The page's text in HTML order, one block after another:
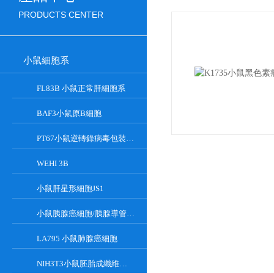
PRODUCTS CENTER
小鼠細胞系
FL83B 小鼠正常肝細胞系
BAF3小鼠原B細胞
PT67小鼠逆轉錄病毒包裝細胞
WEHI 3B
小鼠肝星形細胞JS1
小鼠胰腺癌細胞/胰腺導管癌PAN02
LA795 小鼠肺腺癌細胞
NIH3T3小鼠胚胎成纖維細胞